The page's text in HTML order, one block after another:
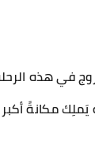
في هذه
مكانةً